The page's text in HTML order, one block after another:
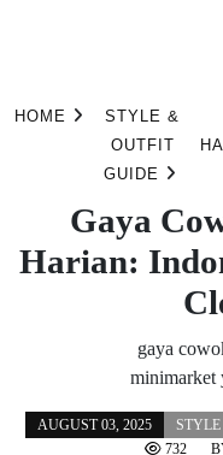
HOME
STYLE &
OUTFIT
GUIDE
Gaya
Harian:
gaya
minimarket
AUGUST 03, 2025
732